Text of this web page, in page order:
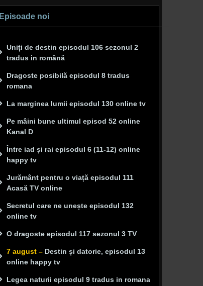
Episoade noi
Uniți de destin episodul 106 sezonul 2
tradus in română
Dragoste posibilă episodul 8 tradus
romana
La marginea lumii episodul 130 online tv
Pe mâini bune ultimul episod 52 online
Kanal D
Între iad și rai episodul 6 (11-12) online
happy tv
Jurământ pentru o viață episodul 111
Acasă TV online
Secretul care ne unește episodul 132
online tv
O dragoste episodul 117 sezonul 3 TV
7 august – Destin și datorie, episodul 13
online happy tv
Legea naturii episodul 9 tradus in romana